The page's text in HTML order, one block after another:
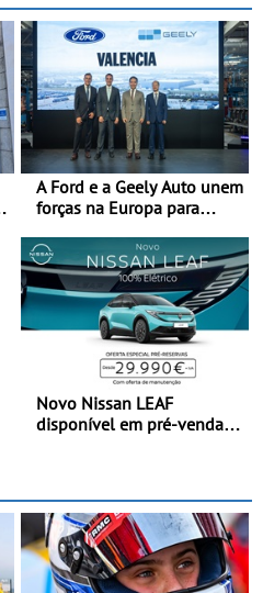
A Ford e a Geely Auto unem
forças na Europa para
multienergia de última
geração em Espanha
Novo Nissan LEAF
disponível em pré-venda a
lançamento, os primeiros
clientes beneficiam da
oferta de 3 anos de
manutenção incluída